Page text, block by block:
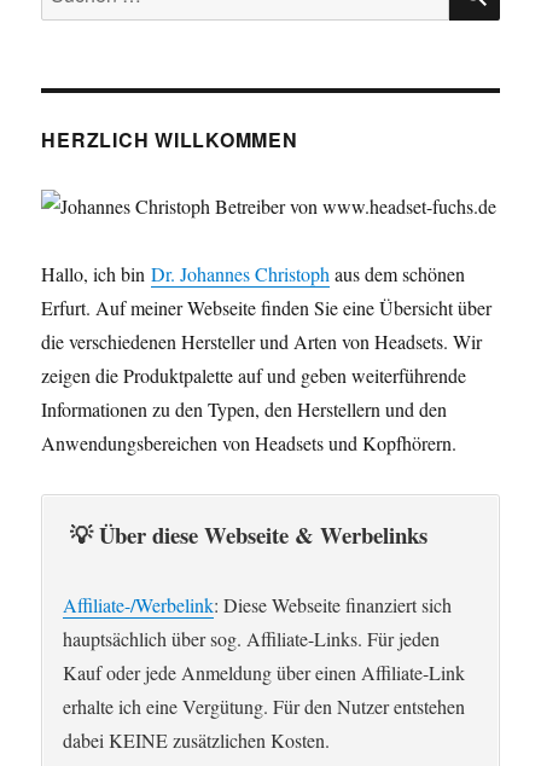
nach:
HERZLICH WILLKOMMEN
Hallo, ich binDr. Johannes Christoph aus dem schönen
Erfurt. Auf meiner Webseite finden Sie eine Übersicht über
die verschiedenen Hersteller und Arten von Headsets. Wir
zeigen die Produktpalette auf und geben weiterführende
Informationen zu den Typen, den Herstellern und den
Anwendungsbereichen von Headsets und Kopfhörern.
💡 Über diese Webseite & Werbelinks
Affiliate-/Werbelink: Diese Webseite finanziert sich
hauptsächlich über sog. Affiliate-Links. Für jeden
Kauf oder jede Anmeldung über einen Affiliate-Link
erhalte ich eine Vergütung. Für den Nutzer entstehen
dabei KEINE zusätzlichen Kosten.